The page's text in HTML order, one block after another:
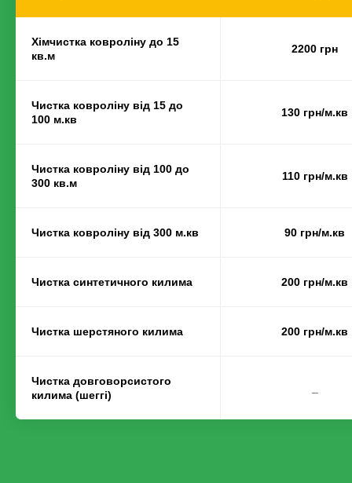
Хімчистка ковроліну до 15
кв.м
2200 грн
Чистка ковроліну від 15 до
100 м.кв
130 грн/м.кв
Чистка ковроліну від 100 до
300 кв.м
110 грн/м.кв
Чистка ковроліну від 300 м.кв 90 грн/м.кв
Чистка синтетичного килима 200 грн/м.кв
Чистка шерстяного килима 200 грн/м.кв
Чистка довговорсистого
килима (шеггі)